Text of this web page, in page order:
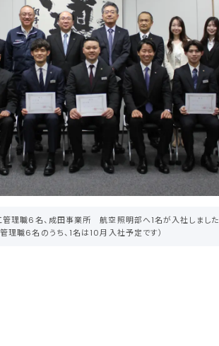
理職6名、成田事業所 航空照明部へ1名が入社しました
管理職6名のうち、1名は10月入社予定です）